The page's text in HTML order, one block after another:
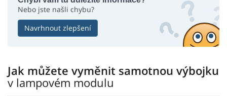
Nebo jste našli chybu?
Navrhnout zlepšení
Jak můžete vyměnit samotnou výbojku
v lampovém modulu